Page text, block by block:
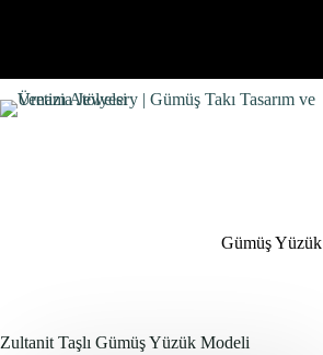
Gümüş Yüzük
Zultanit Taşlı Gümüş Yüzük Modeli